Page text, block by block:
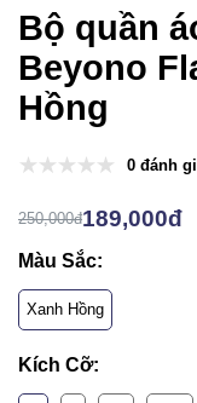
Bộ quần
Beyono
Hồng
0 đánh
250,000đ189,000đ
Màu Sắc:
Xanh Hồng
Kích Cỡ: